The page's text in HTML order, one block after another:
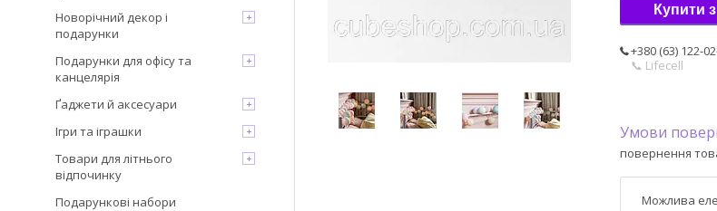
Купити з
+380 (63) 122-
📞 Lifecell
повернення
Новорічний декор і
подарунки
Подарунки для офісу та
канцелярія
Ґаджети й аксесуари
Ігри та іграшки
Товари для літнього
відпочинку
Подарункові набори